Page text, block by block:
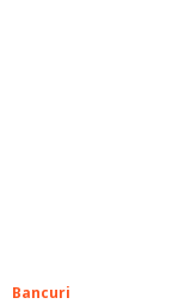
Bancuri